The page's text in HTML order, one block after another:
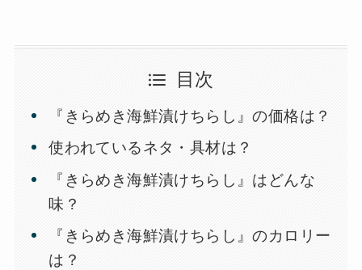
目次
『きらめき海鮮漬けちらし』の価格は？
使われているネタ・具材は？
『きらめき海鮮漬けちらし』はどんな
味？
『きらめき海鮮漬けちらし』のカロリー
は？